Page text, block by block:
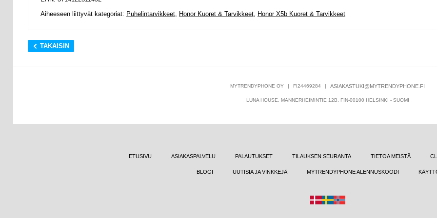
Aiheeseen liittyvät kategoriat: Puhelintarvikkeet, Honor Kuoret & Tarvikkeet, Honor X5b Kuoret & Tarvikkeet
TAKAISIN
MYTRENDYPHONE OY | FI24469284 | ASIAKASTUKI@MYTRENDYPHONE.FI
LUNA HOUSE, MANNERHEIMINTIE 12B, FIN-00100 HELSINKI - SUOMI
ETUSIVU ASIAKASPALVELU PALAUTUKSET TILAUKSEN SEURANTA TIETOA MEISTÄ
BLOGI UUTISIA JA VINKKEJÄ MYTRENDYPHONE ALENNUSKOODI